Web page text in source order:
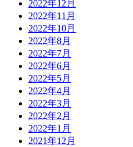
2022年12月
2022年11月
2022年10月
2022年8月
2022年7月
2022年6月
2022年5月
2022年4月
2022年3月
2022年2月
2022年1月
2021年12月